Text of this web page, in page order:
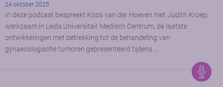
24 oktober 2025
In deze podcast bespreekt Koos van der Hoeven met Judith Kroep,
werkzaam in Leids Universitair Medisch Centrum, de laatste
ontwikkelingen met betrekking tot de behandeling van
gynaecologische tumoren gepresenteerd tijdens …